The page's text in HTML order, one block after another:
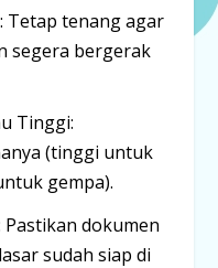
Tetap tenang agar
segera bergerak
Tinggi:
(tinggi untuk
gempa).
Pastikan dokumen
sudah siap di